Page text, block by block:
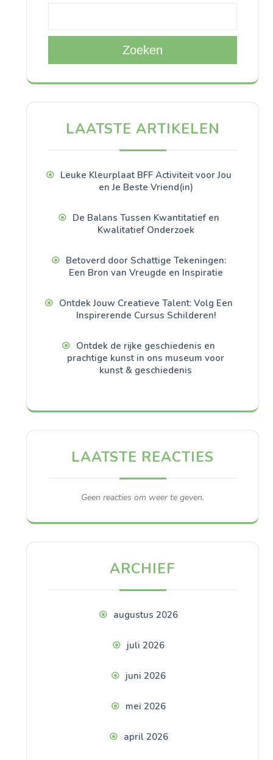
Zoeken
LAATSTE ARTIKELEN
Leuke Kleurplaat BFF Activiteit voor Jou
en Je Beste Vriend(in)
De Balans Tussen Kwantitatief en
Kwalitatief Onderzoek
Betoverd door Schattige Tekeningen:
Een Bron van Vreugde en Inspiratie
Ontdek Jouw Creatieve Talent: Volg Een
Inspirerende Cursus Schilderen!
Ontdek de rijke geschiedenis en
prachtige kunst in ons museum voor
kunst & geschiedenis
LAATSTE REACTIES
Geen reacties om weer te geven.
ARCHIEF
augustus 2026
juli 2026
juni 2026
mei 2026
april 2026